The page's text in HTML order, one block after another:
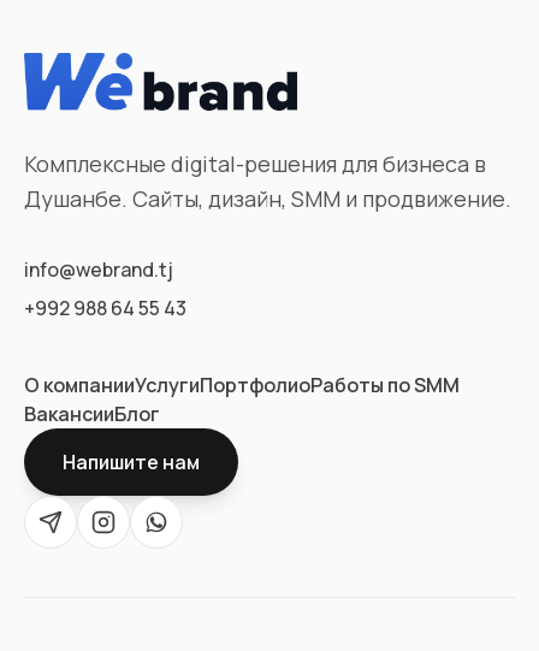
Комплексные digital-решения для бизнеса в
Душанбе. Сайты, дизайн, SMM и продвижение.
info@webrand.tj
+992 988 64 55 43
О компанииУслугиПортфолиоРаботы по SMM
ВакансииБлог
Напишите нам